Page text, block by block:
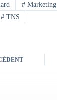
#Marketing
#TNS